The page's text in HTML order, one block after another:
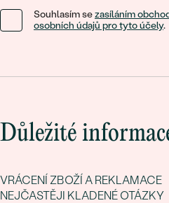
Souhlasím sezasíláním
osobních údajů pro tyto účely.
Důležité
VRÁCENÍ ZBOŽÍ A REKLAMACE
NEJČASTĚJI KLADENÉ OTÁZKY